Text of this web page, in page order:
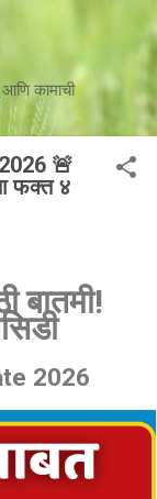
कामाची
🚨
फक्त ४
बातमी!
2026